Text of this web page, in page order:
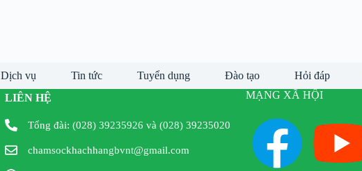
Dịch vụ Tin tức Tuyển dụng Đào tạo Hỏi đáp
LIÊN HỆ
Tổng đài: (028) 39235926 và (028) 39235020
chamsockhachhangbvnt@gmail.com
MẠNG XÃ HỘI